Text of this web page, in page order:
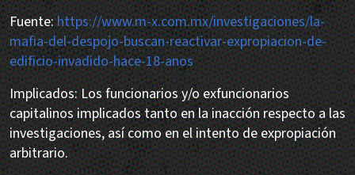
Fuente:https://www.m-x.com.mx/investigaciones/la-
mafia-del-despojo-buscan-reactivar-expropiacion-de-
edificio-invadido-hace-18-anos
Implicados: Los funcionarios y/o exfuncionarios
capitalinos implicados tanto en la inacción respecto a las
investigaciones, así como en el intento de expropiación
arbitrario.